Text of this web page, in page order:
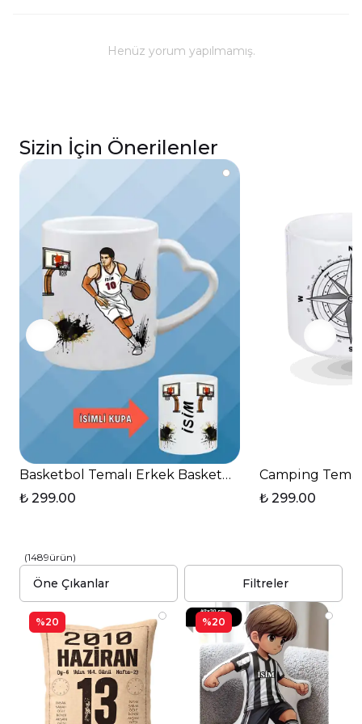
yıkanması önerilmektedir.
Henüz yorum yapılmamış.
Sizin İçin Önerilenler
Basketbol Temalı Erkek Basketbolcu Kalp Kulp
₺ 299.00
Camping
₺ 299.00
(1489ürün)
Filtreler
%20 %20